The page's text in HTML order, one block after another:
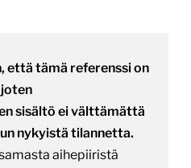
että tämä referenssi on
sisältö ei välttämättä
nykyistä tilannetta.
aihepiiristä